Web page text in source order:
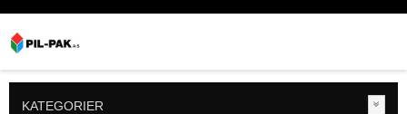
KATEGORIER